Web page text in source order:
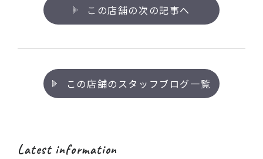
この店舗の次の記事へ
この店舗のスタッフブログ一覧
Latest information